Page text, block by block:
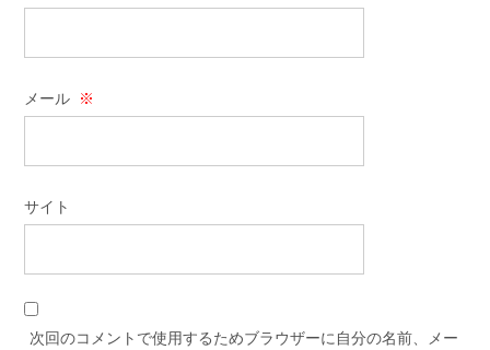
メール ※
サイト
次回のコメントで使用するためブラウザーに自分の名前、メー